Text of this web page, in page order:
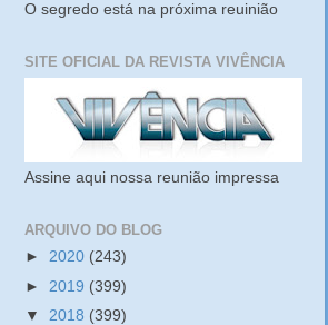
O segredo está na próxima reuinião
SITE OFICIAL DA REVISTA VIVÊNCIA
Assine aqui nossa reunião impressa
ARQUIVO DO BLOG
► 2020 (243)
► 2019 (399)
▼ 2018 (399)